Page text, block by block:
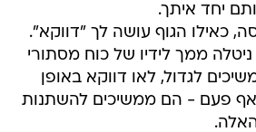
יחד איתך.
כאילו הגוף עושה לך "דווקא".
ניטלה ממך לידיו של כוח מסתורי
לגדול, לאו דווקא באופן
אף פעם - הם ממשיכים להשתנות